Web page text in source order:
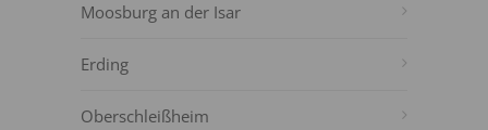
Moosburg an der Isar
Erding
Oberschleißheim